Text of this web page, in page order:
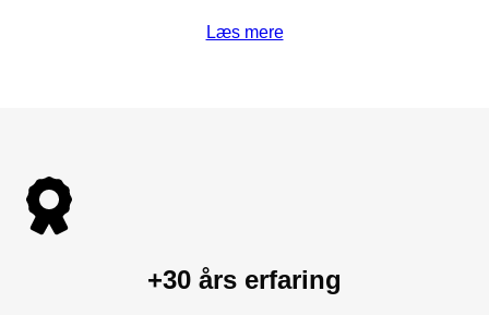
Læs mere
+30 års erfaring